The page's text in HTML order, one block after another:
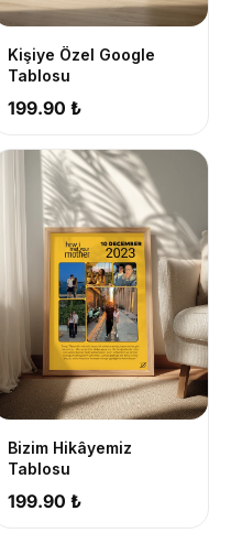
Kişiye Özel Google
Tablosu
199.90 ₺
Bizim Hikâyemiz
Tablosu
199.90 ₺